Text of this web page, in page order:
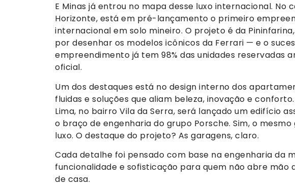
E Minas já entrou no mapa desse luxo internacional. No
Horizonte, está em pré-lançamento o primeiro
internacional em solo mineiro. O projeto é da
por desenhar os modelos icônicos da Ferrari — e o
empreendimento já tem 98% das unidades reservadas
oficial.
Um dos destaques está no design interno dos
fluidas e soluções que aliam beleza, inovação e
Lima, no bairro Vila da Serra, será lançado um edifício
o braço de engenharia do grupo Porsche. Sim, o
luxo. O destaque do projeto? As garagens, claro.
Cada detalhe foi pensado com base na engenharia da
funcionalidade e sofisticação para quem não abre
de casa.